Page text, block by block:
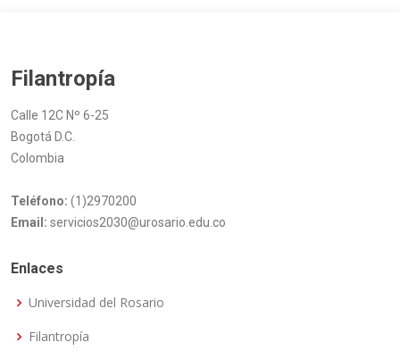
Filantropía
Calle 12C Nº 6-25
Bogotá D.C.
Colombia
Teléfono: (1)2970200
Email: servicios2030@urosario.edu.co
Enlaces
Universidad del Rosario
Filantropía